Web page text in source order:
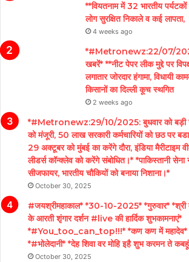
**वियतनाम में 32 भारतीय
लोग सुरक्षित निकाले व कई लापता,
4 weeks ago
*#Metronewz:22/07/
खबरें* **नीट पेपर लीक मुद्दे पर
लगातार जोरदार हंगामा, विधायी
किसानों का दिल्ली कूच स्थगित
2 weeks ago
*#Metronewz:29/10/2025: बुधवार को बड़ी
को मंजूरी, 50 लाख सरकारी कर्मचारियों को छठ पर
29 अक्टूबर को मुंबई का करेंगे दौरा, इंडिया मैरीटाइम
लीडर्स कॉन्क्लेव को करेंगे संबोधित।* *पाकिस्तानी सेना
सीजफायर, भारतीय चौकियों को बनाया निशाना।*
October 30, 2025
#जयश्रीमहाकाल* *30-10-2025* *गुरुवार* *श्री
के आरती शृंगार दर्शन #live की हार्दिक शुभकामनाएं*
*#You_too_can_top!!!* *कण कण में महादेव*
*#भोलेदानी* *देह शिवा वर मोहि इहै शुभ करमन ते
October 30, 2025